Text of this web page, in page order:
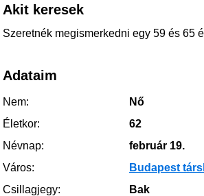
Akit keresek
Szeretnék megismerkedni egy 59 és 65
Adataim
Nem:
Nő
Életkor:
62
Névnap:
február 19.
Város:
Budapest
Csillagjegy:
Bak